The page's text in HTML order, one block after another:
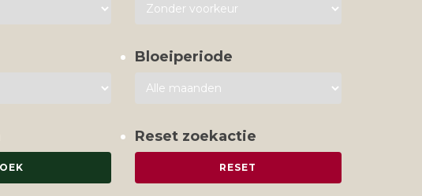
Bloeiperiode
Reset zoekactie